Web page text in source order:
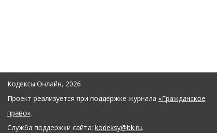
Кодексы.Онлайн, 2026
Проект реализуется при поддержке журнала «Гражданское
право».
Служба поддержки сайта: kodeksy@bk.ru.